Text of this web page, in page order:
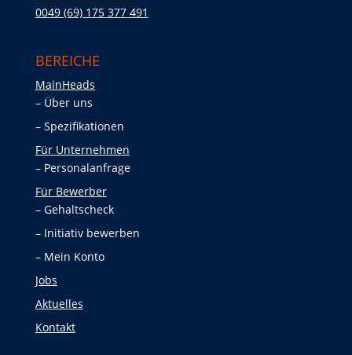
0049 (69) 175 377 491
BEREICHE
MainHeads
Über uns
Spezifikationen
Für Unternehmen
Personalanfrage
Für Bewerber
Gehaltscheck
Initiativ bewerben
Mein Konto
Jobs
Aktuelles
Kontakt